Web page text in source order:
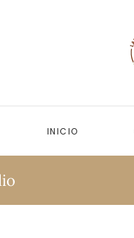
INICIO